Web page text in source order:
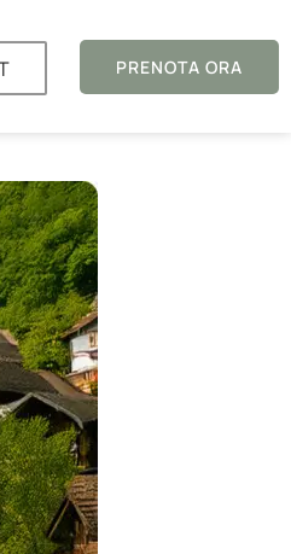
PRENOTA ORA